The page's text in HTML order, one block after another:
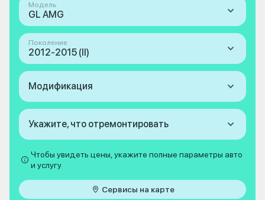
Модель
GL AMG
Поколение
2012-2015 (II)
Модификация
Укажите, что отремонтировать
Чтобы увидеть цены, укажите полные параметры авто
и услугу
Сервисы на карте